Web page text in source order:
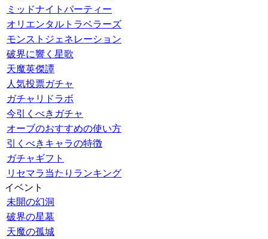
ミッドナイトパーティー
オリエンタルトラベラーズ
モンストジェネレーション
破界に響く星歌
天魔英傑譚
人気投票ガチャ
ガチャリドラボ
今引くべきガチャ
オーブのおすすめの使い方
引くべきキャラの特徴
ガチャギフト
リセマラ当たりランキング
イベント
未開の幻洞
破界の星墓
天魔の孤城